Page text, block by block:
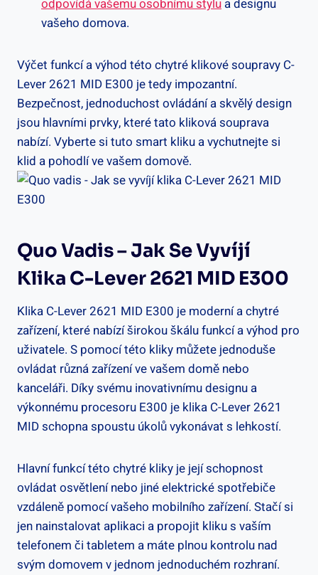
odpovídá vašemu osobnímu stylu a designu
vašeho domova.
Výčet funkcí a výhod této chytré‍ klikové soupravy C-
Lever⁢ 2621 MID E300 ​je tedy⁤ impozantní.
⁢Bezpečnost, jednoduchost ovládání a skvělý design
jsou hlavními ⁤prvky,​ které tato kliková souprava
nabízí.⁢ Vyberte si ‍tuto ⁢smart kliku a vychutnejte si
klid a pohodlí ve vašem domově.
Quo Vadis – Jak Se Vyvíjí
Klika C-Lever 2621 MID E300
Klika C-Lever ‌2621 MID E300 je moderní a chytré
zařízení, které nabízí širokou⁢ škálu funkcí ⁣a výhod pro
⁣uživatele. S ‍pomocí této kliky⁣ můžete​ jednoduše
ovládat ‍různá zařízení ve vašem domě nebo⁤
kanceláři. Díky svému inovativnímu designu a
výkonnému procesoru E300 je klika C-Lever ​2621
MID schopna spoustu úkolů vykonávat s lehkostí.
Hlavní funkcí ‍této chytré ⁣kliky je její schopnost
ovládat osvětlení nebo ‌jiné ⁤elektrické spotřebiče
vzdáleně pomocí vašeho mobilního zařízení. Stačí si
jen nainstalovat aplikaci a propojit kliku⁣ s‌ vaším
telefonem ⁤či ⁤tabletem ⁢a máte plnou kontrolu nad
svým domovem v jednom jednoduchém rozhraní.